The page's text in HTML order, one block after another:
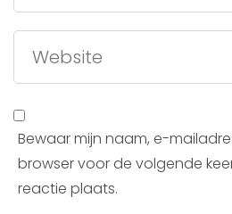
Bewaar mijn naam, e-
browser voor de volgende
reactie plaats.